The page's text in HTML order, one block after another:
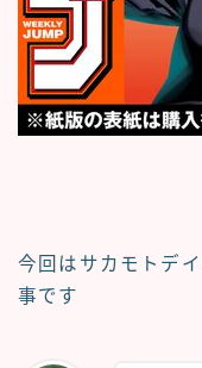
今回はサカモトデ
事です